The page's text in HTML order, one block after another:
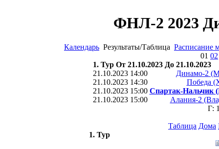
ФНЛ-2 2023
Календарь Результаты/Таблица Расписание
01 02
1. Тур От 21.10.2023 До 21.10.2023
21.10.2023 14:00
Динамо-2
21.10.2023 14:30
Победа
21.10.2023 15:00 Спартак-Нальчик
21.10.2023 15:00
Алания-2
Г:
Таблица Дома
1. Тур